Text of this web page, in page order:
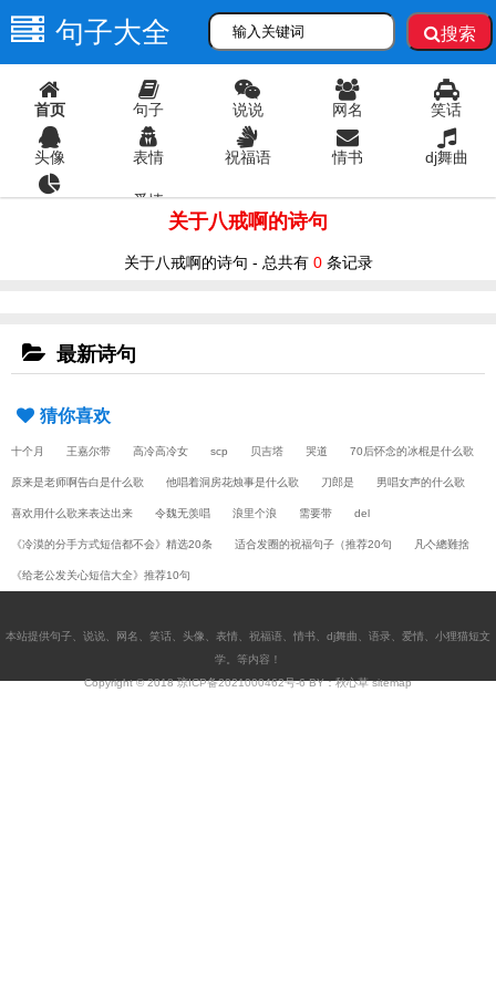
句子大全 搜索
首页 句子 说说 网名 笑话
头像 表情 祝福语 情书 dj舞曲
爱情
关于八戒啊的诗句
关于八戒啊的诗句 - 总共有 0条记录
最新诗句
猜你喜欢
十个月 王嘉尔带 高冷高冷女 scp 贝吉塔 哭道 70后怀念的冰棍是什么歌
原来是老师啊告白是什么歌 他唱着洞房花烛事是什么歌 刀郎是 男唱女声的什么歌
喜欢用什么歌来表达出来 令魏无羡唱 浪里个浪 需要带 del
《冷漠的分手方式短信都不会》精选20条 适合发圈的祝福句子（推荐20句 凡亽總難捨
《给老公发关心短信大全》推荐10句
本站提供句子 说说 网名 笑话 头像 表情 祝福语 情书 dj舞曲 语录 爱情
小狸猫短文
学 。等内容！
Copyright © 2018琼ICP备2021000462号-6BY：秋心草sitemap